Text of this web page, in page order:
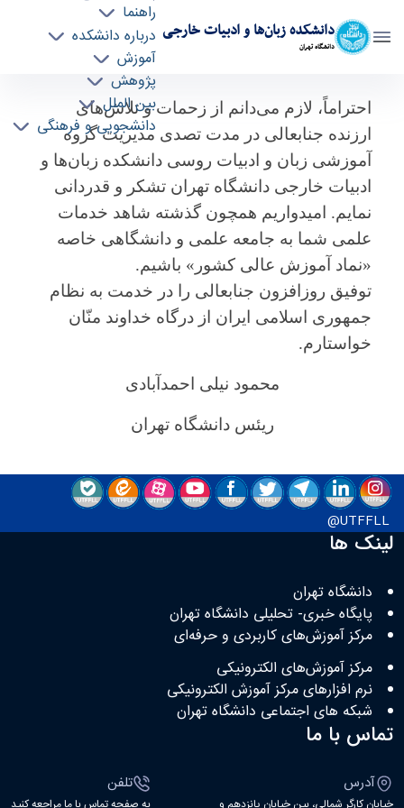
دانشکده زبان‌ها و ادبیات خارجی
دانشگاه تهران
راهنما
درباره دانشکده
آموزش
پژوهش
بین الملل
دانشجویی و فرهنگی
حکم تقدیر و تشکر از جناب آقای دکتر علی مداینی
اول در زمان تصدی مدیریت گروه آموزشی زبان و
ادبیات روسی دانشکده زبانها و ادبیات خارجی -
احتراماً، لازم می‌دانم از زحمات و تلاش‌های
ارزنده جنابعالی در مدت تصدی مدیریت گروه
آموزشی زبان و ادبیات روسی دانشکده زبان‌ها و
ادبیات خارجی دانشگاه تهران تشکر و قدردانی
نمایم. امیدواریم همچون گذشته شاهد خدمات
علمی شما به جامعه علمی و دانشگاهی خاصه
«نماد آموزش عالی کشور» باشیم.
توفیق روزافزون جنابعالی را در خدمت به نظام
جمهوری اسلامی ایران از درگاه خداوند منّان
خواستارم.
محمود نیلی احمدآبادی
ریئس دانشگاه تهران
UTFFLL@
لینک ها
دانشگاه تهران
پایگاه خبری- تحلیلی دانشگاه تهران
مرکز آموزش‌های کاربردی و حرفه‌ای
مرکز آموزش‌های الکترونیکی
نرم افزارهای مرکز آموزش الکترونیکی
شبکه های اجتماعی دانشگاه تهران
تماس با ما
آدرس
خیابان کارگر شمالی، بین خیابان پانزدهم و
تلفن
به صفحه تماس با ما مراجعه کنید